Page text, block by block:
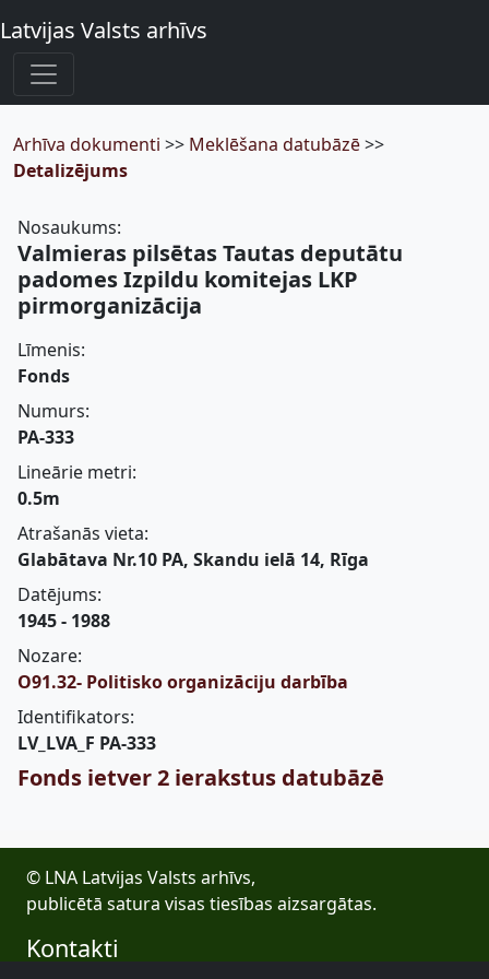
Latvijas Valsts arhīvs
Arhīva dokumenti >> Meklēšana datubāzē>>
Detalizējums
Nosaukums:
Valmieras pilsētas Tautas deputātu
padomes Izpildu komitejas LKP
pirmorganizācija
Līmenis:
Fonds
Numurs:
PA-333
Lineārie metri:
0.5m
Atrašanās vieta:
Glabātava Nr.10 PA, Skandu ielā 14, Rīga
Datējums:
1945 - 1988
Nozare:
O91.32- Politisko organizāciju darbība
Identifikators:
LV_LVA_F PA-333
Fonds ietver 2 ierakstus datubāzē
© LNA Latvijas Valsts arhīvs,
publicētā satura visas tiesības aizsargātas.
Kontakti